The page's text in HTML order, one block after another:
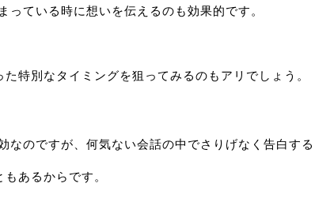
ている時に想いを伝えるのも効果的です。
特別なタイミングを狙ってみるのもアリでしょう。
のですが、何気ない会話の中でさりげなく告白する
あるからです。